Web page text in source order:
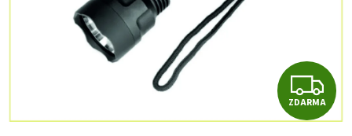
Z
D
ZDARMA